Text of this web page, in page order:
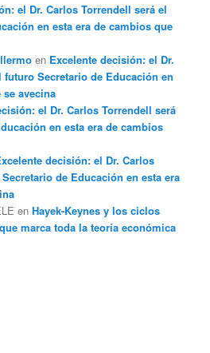
el Dr. Carlos Torrendell será el
en esta era de cambios que
en Excelente decisión: el Dr.
Secretario de Educación en
avecina
el Dr. Carlos Torrendell será
en esta era de cambios
decisión: el Dr. Carlos
de Educación en esta era
enHayek-Keynes y los ciclos
marca toda la teoría económica